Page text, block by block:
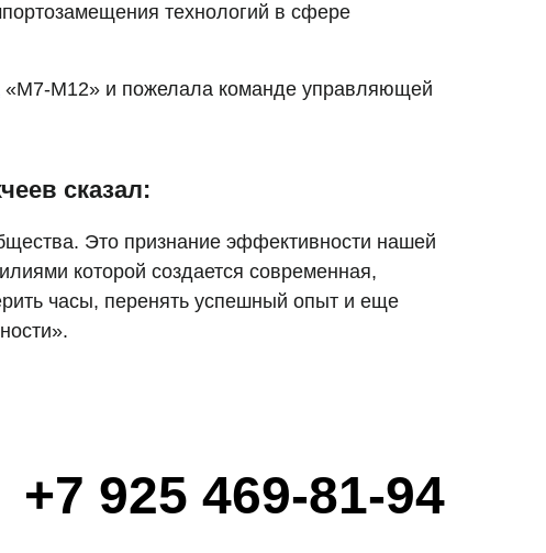
технологий в сфере
«М7-М12» и пожелала команде управляющей
сказал:
Это признание эффективности нашей
которой создается современная,
часы, перенять успешный опыт и еще
+7 925 469-81-94